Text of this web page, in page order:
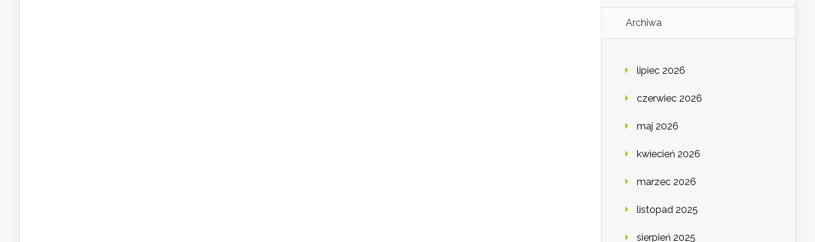
Archiwa
lipiec 2026
czerwiec 2026
maj 2026
kwiecień 2026
marzec 2026
listopad 2025
sierpień 2025